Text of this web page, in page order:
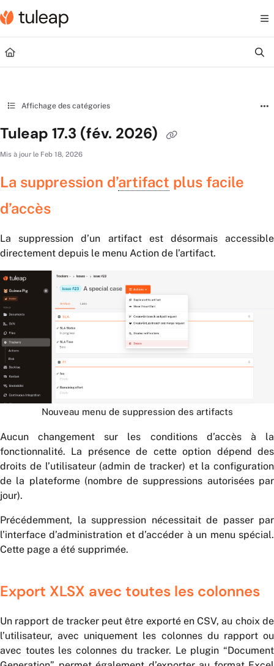
Documentation Index
Fetch the complete documentation index at: https://help.tuleap.com/llms.txt
Affichage des catégories
Tuleap 17.3 (fév. 2026)
Mis à jour le Feb 18, 2026
La suppression d’artifact plus facile
d’accès
La suppression d’un artifact est désormais accessible
directement depuis le menu Action de l’artifact.
Nouveau menu de suppression des artifacts
Aucun changement sur les conditions d’accès à la
fonctionnalité. La présence de cette option dépend des
droits de l’utilisateur (admin de tracker) et la configuration
de la plateforme (nombre de suppressions autorisées par
jour).
Précédemment, la suppression nécessitait de passer par
l’interface d’administration et d’accéder à un menu spécial.
Cette page a été supprimée.
Export XLSX avec toutes les colonnes
Un rapport de tracker peut être exporté en CSV, au choix de
l’utilisateur, avec uniquement les colonnes du rapport ou
avec toutes les colonnes du tracker. Le plugin “Document